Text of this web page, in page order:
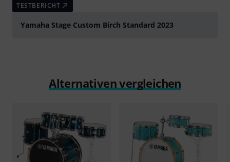
TESTBERICHT
Yamaha Stage Custom Birch Standard 2023
Alternativen vergleichen